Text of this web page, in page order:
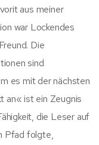
aus meiner
war Lockendes
Die
sind
es mit der nächsten
an« ist ein Zeugnis
die Leser auf
Pfad folgte,